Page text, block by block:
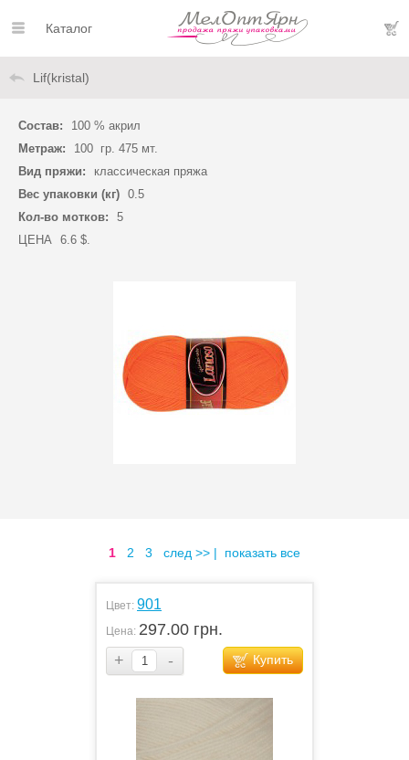
Каталог
Lif(kristal)
Состав:
100 % акрил
Метраж:
100 гр. 475 мт.
Вид пряжи:
классическая пряжа
Вес упаковки (кг) 0.5
Кол-во мотков:
5
ЦЕНА 6.6 $.
1 2 3 след >> | показать все
Цвет: 901
Цена: 297.00 грн.
+
- Купить